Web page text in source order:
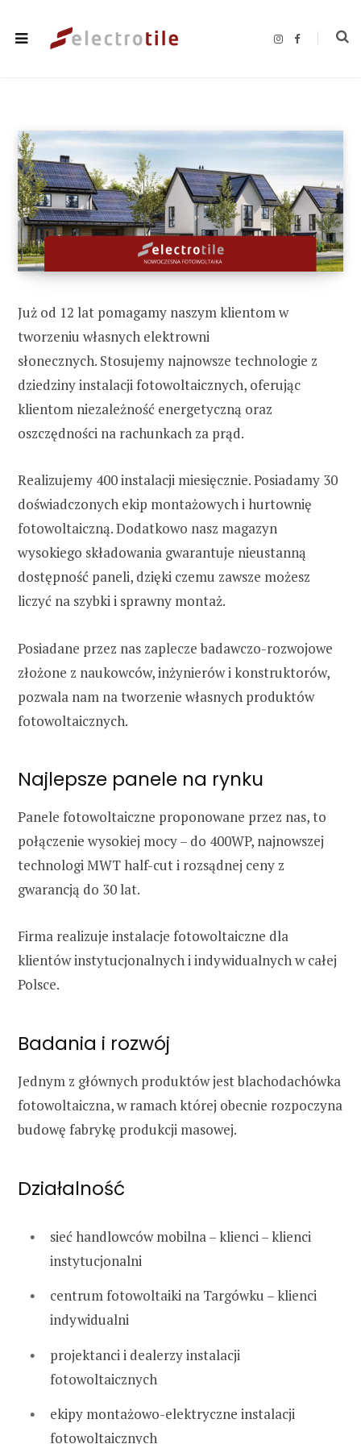
I
F
Już od 12 lat pomagamy naszym klientom w
tworzeniu własnych elektrowni
słonecznych. Stosujemy najnowsze technologie z
dziedziny instalacji fotowoltaicznych, oferując
klientom niezależność energetyczną oraz
oszczędności na rachunkach za prąd.
Realizujemy 400 instalacji miesięcznie. Posiadamy 30
doświadczonych ekip montażowych i hurtownię
fotowoltaiczną. Dodatkowo nasz magazyn
wysokiego składowania gwarantuje nieustanną
dostępność paneli, dzięki czemu zawsze możesz
liczyć na szybki i sprawny montaż.
Posiadane przez nas zaplecze badawczo-rozwojowe
złożone z naukowców, inżynierów i konstruktorów,
pozwala nam na tworzenie własnych produktów
fotowoltaicznych.
Najlepsze panele na rynku
Panele fotowoltaiczne proponowane przez nas, to
połączenie wysokiej mocy – do 400WP, najnowszej
technologi MWT half-cut i rozsądnej ceny z
gwarancją do 30 lat.
Firma realizuje instalacje fotowoltaiczne dla
klientów instytucjonalnych i indywidualnych w całej
Polsce.
Badania i rozwój
Jednym z głównych produktów jest blachodachówka
fotowoltaiczna, w ramach której obecnie rozpoczyna
budowę fabrykę produkcji masowej.
Działalność
sieć handlowców mobilna – klienci – klienci
instytucjonalni
centrum fotowoltaiki na Targówku – klienci
indywidualni
projektanci i dealerzy instalacji
fotowoltaicznych
ekipy montażowo-elektryczne instalacji
fotowoltaicznych